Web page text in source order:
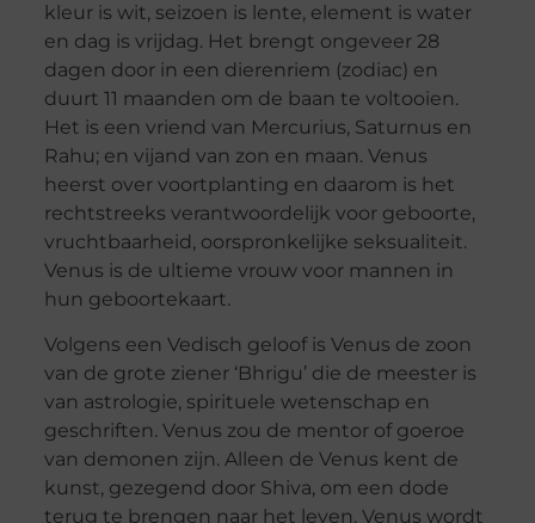
kleur is wit, seizoen is lente, element is water
en dag is vrijdag. Het brengt ongeveer 28
dagen door in een dierenriem (zodiac) en
duurt 11 maanden om de baan te voltooien.
Het is een vriend van Mercurius, Saturnus en
Rahu; en vijand van zon en maan. Venus
heerst over voortplanting en daarom is het
rechtstreeks verantwoordelijk voor geboorte,
vruchtbaarheid, oorspronkelijke seksualiteit.
Venus is de ultieme vrouw voor mannen in
hun geboortekaart.
Volgens een Vedisch geloof is Venus de zoon
van de grote ziener ‘Bhrigu’ die de meester is
van astrologie, spirituele wetenschap en
geschriften. Venus zou de mentor of goeroe
van demonen zijn. Alleen de Venus kent de
kunst, gezegend door Shiva, om een dode
terug te brengen naar het leven. Venus wordt